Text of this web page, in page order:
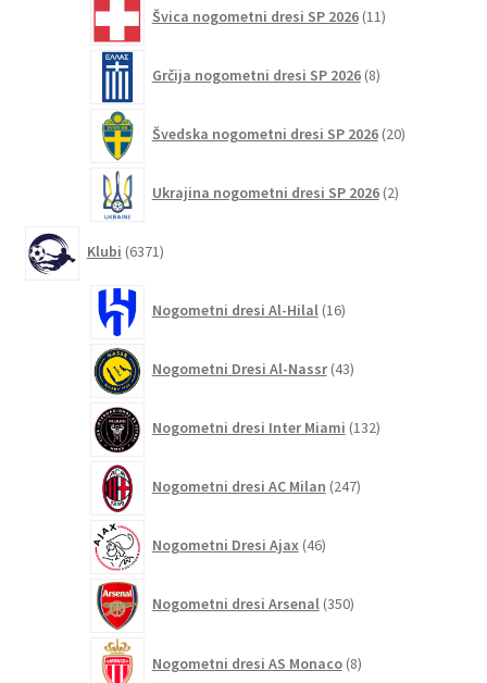
Švica nogometni dresi SP 2026 11izdelkov
Grčija nogometni dresi SP 2026 8izdelkov
Švedska nogometni dresi SP 2026 20izdelkov
Ukrajina nogometni dresi SP 2026 2izdelka
Klubi 6371izdelkov
Nogometni dresi Al-Hilal 16izdelkov
Nogometni Dresi Al-Nassr 43izdelkov
Nogometni dresi Inter Miami 132izdelkov
Nogometni dresi AC Milan 247izdelkov
Nogometni Dresi Ajax 46izdelkov
Nogometni dresi Arsenal 350izdelkov
Nogometni dresi AS Monaco 8izdelkov